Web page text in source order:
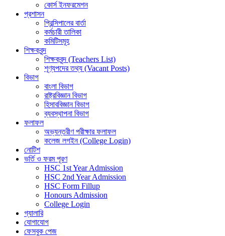
কোর্স ইনফরমেশন
প্রশাসন
প্রিন্সিপালের বার্তা
কর্মচারী তালিকা
কমিটিসমূহ
শিক্ষকবৃন্দ
শিক্ষকবৃন্দ (Teachers List)
শূণ্যপদের তথ্য (Vacant Posts)
বিভাগ
বাংলা বিভাগ
রাষ্ট্রবিজ্ঞান বিভাগ
হিসাববিজ্ঞান বিভাগ
ব্যবস্থাপনা বিভাগ
ফলাফল
অভ্যন্তরীণ পরীক্ষার ফলাফল
কলেজ লগইন (College Login)
নোটিশ
ভর্তি ও ফরম পূরণ
HSC 1st Year Admission
HSC 2nd Year Admission
HSC Form Fillup
Honours Admission
College Login
গ্যালারি
যোগাযোগ
ফেসবুক পেজ